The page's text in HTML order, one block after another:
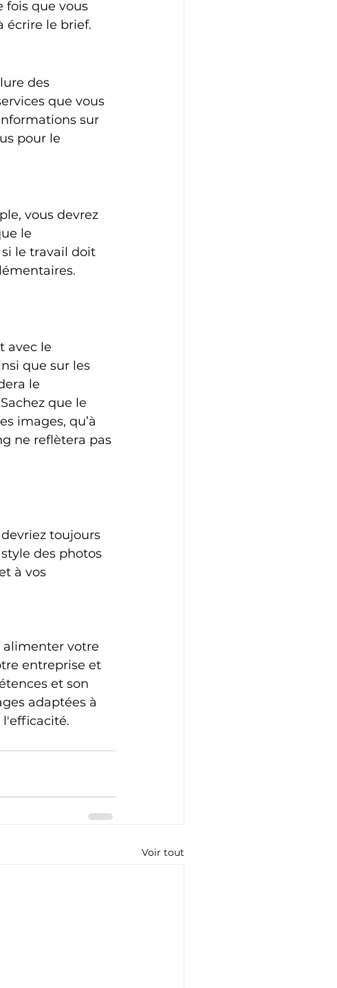
fois que vous
écrire le brief.
des
que vous
sur
pour le
vous devrez
le
le travail doit
avec le
que sur les
le
que le
images, qu’à
ne reflètera pas
toujours
des photos
à vos
alimenter votre
entreprise et
et son
adaptées à
Voir tout